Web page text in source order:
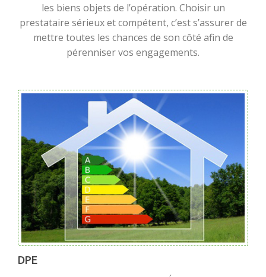
les biens objets de l’opération. Choisir un
prestataire sérieux et compétent, c’est s’assurer de
mettre toutes les chances de son côté afin de
pérenniser vos engagements.
DPE